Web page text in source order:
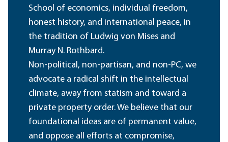
School of economics, individual freedom,
honest history, and international peace, in
the tradition of Ludwig von Mises and
Murray N. Rothbard.
Non-political, non-partisan, and non-PC, we
advocate a radical shift in the intellectual
climate, away from statism and toward a
private property order. We believe that our
foundational ideas are of permanent value,
and oppose all efforts at compromise,